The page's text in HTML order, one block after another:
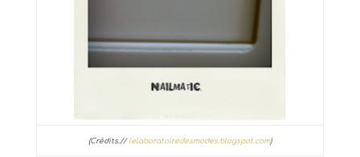
(Crédits.// lelaboratoiredesmodes.blogspot.com)